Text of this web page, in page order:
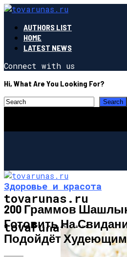
AUTHORS LIST
HOME
LATEST NEWS
Connect with us
Hi, What Are You Looking For?
tovarunas.ru
tovarunas.ru
ЗДОРОВЬЕ И
Здоровье и красота
200 Граммов
Готовить На
Подойдёт